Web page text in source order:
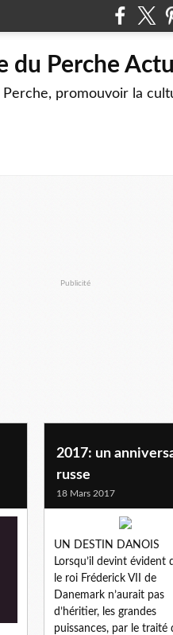
du Perche
promouvoir la
Publicité
2017: un
russe
18 Mars 2017
UN DESTIN DANOIS
Lorsqu’il devint évident
le roi Fréderick VII de
Danemark n’aurait pas
d’héritier, les grandes
puissances, par le traité